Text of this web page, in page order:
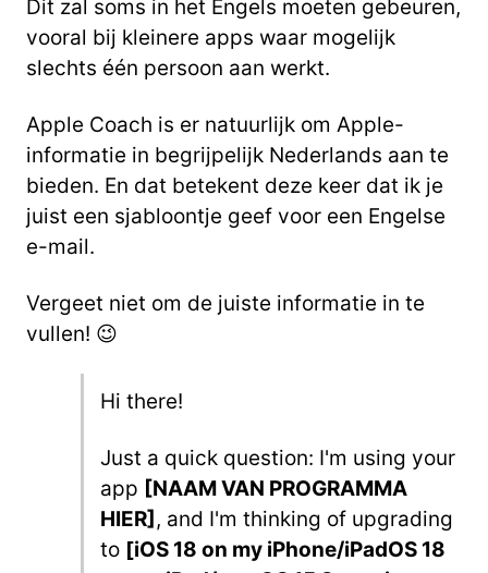
Dit zal soms in het Engels moeten gebeuren,
vooral bij kleinere apps waar mogelijk
slechts één persoon aan werkt.
Apple Coach is er natuurlijk om Apple-
informatie in begrijpelijk Nederlands aan te
bieden. En dat betekent deze keer dat ik je
juist een sjabloontje geef voor een Engelse
e-mail.
Vergeet niet om de juiste informatie in te
vullen! 😉
Hi there!
Just a quick question: I'm using your
app [NAAM VAN PROGRAMMA
HIER] , and I'm thinking of upgrading
to [iOS 18 on my iPhone/iPadOS 18